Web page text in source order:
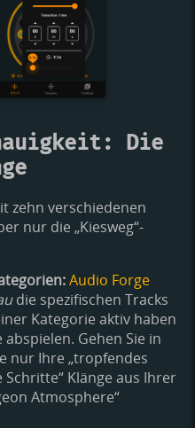
Die
zehn verschiedenen
nur die „Kiesweg“-
Audio Forge
die spezifischen Tracks
Kategorie aktiv haben
Gehen Sie in
nur Ihre „tropfendes
Schritte“ Klänge aus Ihrer
Atmosphere“